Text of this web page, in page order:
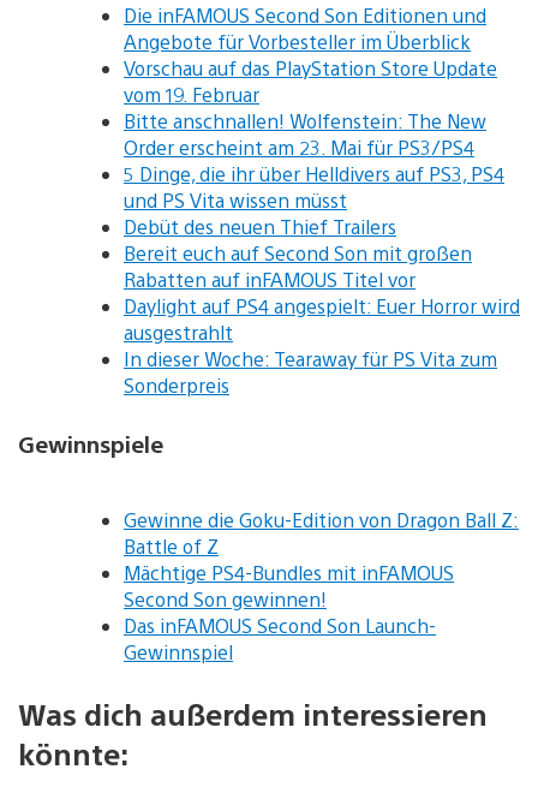
Die inFAMOUS Second Son Editionen und
Angebote für Vorbesteller im Überblick
Vorschau auf das PlayStation Store Update
vom 19. Februar
Bitte anschnallen! Wolfenstein: The New
Order erscheint am 23. Mai für PS3/PS4
5 Dinge, die ihr über Helldivers auf PS3, PS4
und PS Vita wissen müsst
Debüt des neuen Thief Trailers
Bereit euch auf Second Son mit großen
Rabatten auf inFAMOUS Titel vor
Daylight auf PS4 angespielt: Euer Horror wird
ausgestrahlt
In dieser Woche: Tearaway für PS Vita zum
Sonderpreis
Gewinnspiele
Gewinne die Goku-Edition von Dragon Ball Z:
Battle of Z
Mächtige PS4-Bundles mit inFAMOUS
Second Son gewinnen!
Das inFAMOUS Second Son Launch-
Gewinnspiel
Was dich außerdem interessieren
könnte: